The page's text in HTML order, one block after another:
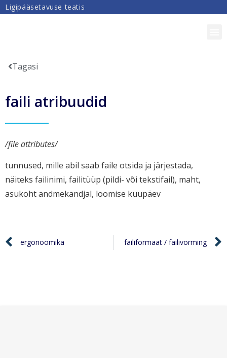
Ligipääsetavuse teatis
Tagasi
faili atribuudid
/file attributes/
tunnused, mille abil saab faile otsida ja järjestada,
näiteks failinimi, failitüüp (pildi- või tekstifail), maht,
asukoht andmekandjal, loomise kuupäev
ergonoomika failiformaat / failivorming